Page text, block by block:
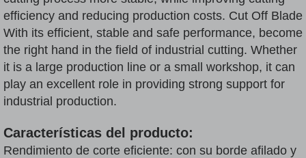
efficiency and reducing production costs. Cut Off Blade
With its efficient, stable and safe performance, become
the right hand in the field of industrial cutting. Whether
it is a large production line or a small workshop, it can
play an excellent role in providing strong support for
industrial production.
Características del producto:
Rendimiento de corte eficiente: con su borde afilado y